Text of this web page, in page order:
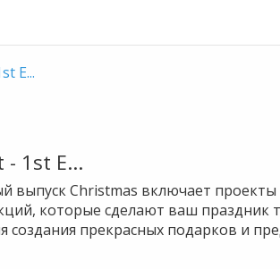
E...
1st E...
выпуск Christmas включает
которые сделают ваш праздник
создания прекрасных подарков и